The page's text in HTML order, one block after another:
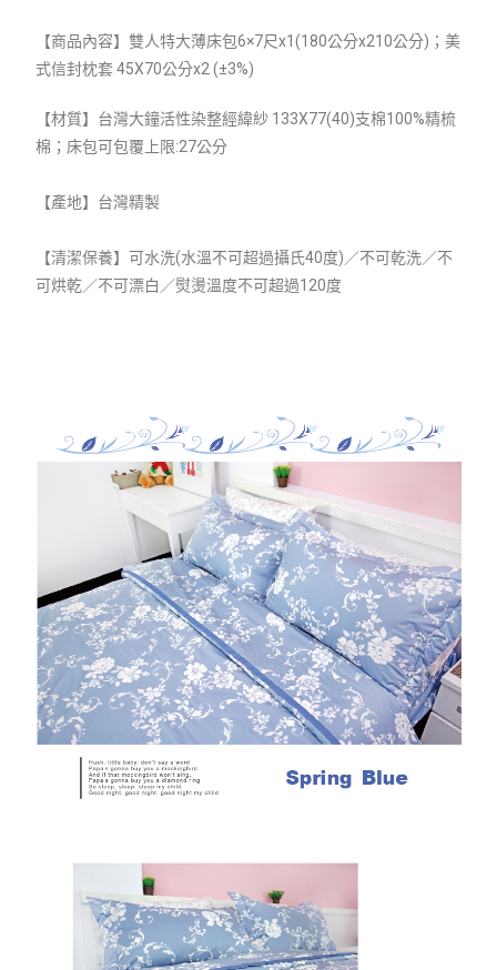
【商品內容】雙人特大薄床包6×7尺x1(180公分x210公分)；美
式信封枕套 45X70公分x2 (±3%)
【材質】 台灣大鐘活性染整經緯紗 133X77(40)支棉100%精梳
棉；床包可包覆上限:27公分
【產地】台灣精製
【清潔保養】可水洗(水溫不可超過攝氏40度)／不可乾洗／不
可烘乾／不可漂白／熨燙溫度不可超過120度